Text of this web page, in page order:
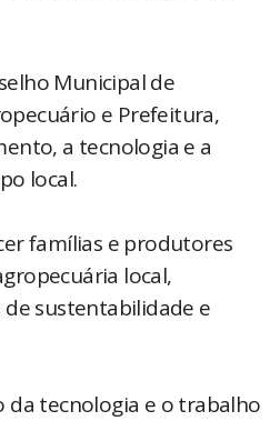
Municipal de
e Prefeitura,
a tecnologia e a
local.
famílias e produtores
local,
sustentabilidade e
da tecnologia e o trabalho